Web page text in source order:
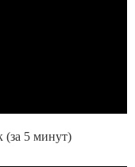
5 минут)